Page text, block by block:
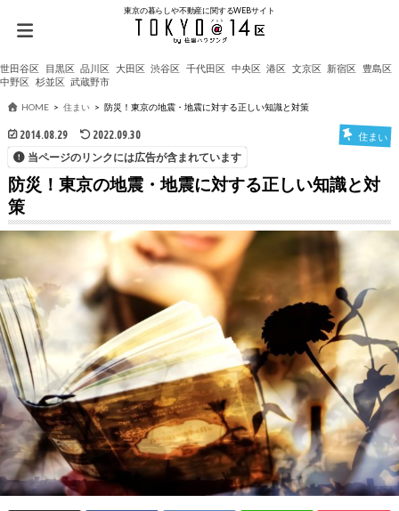
東京の暮らしや不動産に関するWEBサイト
世田谷区 目黒区 品川区 大田区 渋谷区 千代田区 中央区 港区 文京区 新宿区
豊島区
中野区 杉並区 武蔵野市
HOME 住まい 防災！東京の地震・地震に対する正しい知識と対策
2014.08.29 2022.09.30 住まい
当ページのリンクには広告が含まれています
防災！東京の地震・地震に対する正しい知識と対
策